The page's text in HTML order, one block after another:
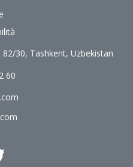
82/30, Tashkent, Uzbekistan
60